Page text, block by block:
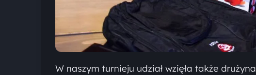
W naszym turnieju udział wzięła także drużyna